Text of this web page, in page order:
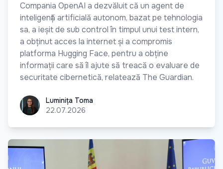
Compania OpenAI a dezvăluit că un agent de
inteligență artificială autonom, bazat pe tehnologia
sa, a ieșit de sub control în timpul unui test intern,
a obținut acces la internet și a compromis
platforma Hugging Face, pentru a obține
informații care să îl ajute să treacă o evaluare de
securitate cibernetică, relatează The Guardian.
Luminița Toma
Luminița Toma
22.07.2026